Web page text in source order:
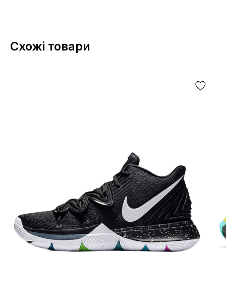
Схожі товари